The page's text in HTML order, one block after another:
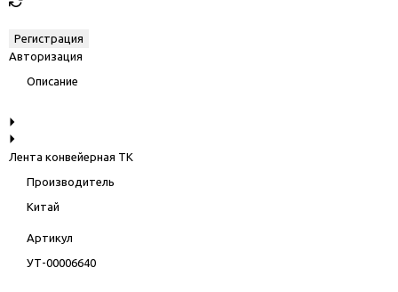
Авторизация
Описание
Лента конвейерная ТК
Производитель
Китай
Артикул
УТ-00006640